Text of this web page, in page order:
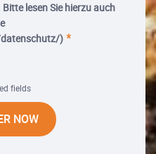
lesen Sie hierzu auch
)
fields
NOW